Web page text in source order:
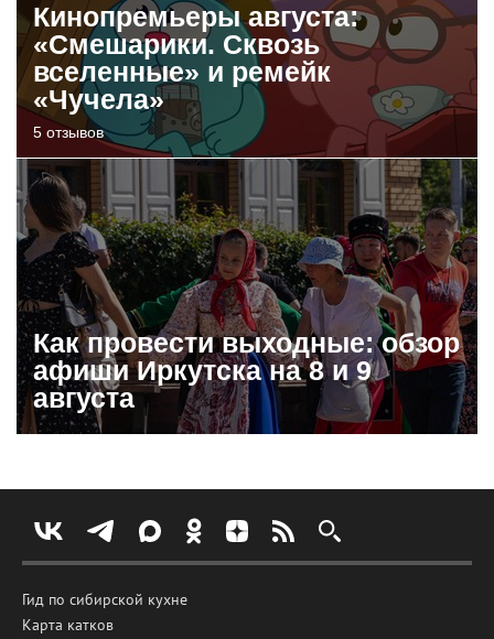
Кинопремьеры августа:
«Смешарики. Сквозь
вселенные» и ремейк
«Чучела»
5 отзывов
Как провести выходные: обзор
афиши Иркутска на 8 и 9
августа
Гид по сибирской кухне
Карта катков